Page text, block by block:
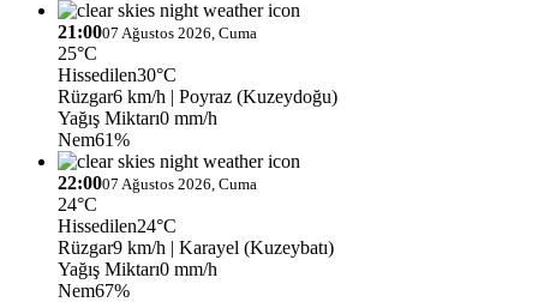
21:0007 Ağustos 2026, Cuma
25°C
Hissedilen30°C
Rüzgar6 km/h | Poyraz (Kuzeydoğu)
Yağış Miktarı0 mm/h
Nem61%
22:0007 Ağustos 2026, Cuma
24°C
Hissedilen24°C
Rüzgar9 km/h | Karayel (Kuzeybatı)
Yağış Miktarı0 mm/h
Nem67%